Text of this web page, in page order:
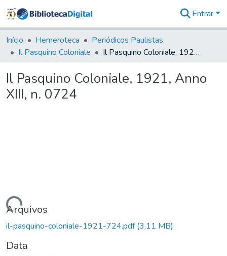
&
Coleções
Tudo na
Digital
Entrar
Início Hemeroteca
Periódicos Paulistas
Il Pasquino Coloniale
Il Pasquino Coloniale, 1921, Anno XIII, n. 0724
Il Pasquino Coloniale, 1921, Anno
XIII, n. 0724
Arquivos
il-pasquino-coloniale-1921-724.pdf(3,11 MB)
Data